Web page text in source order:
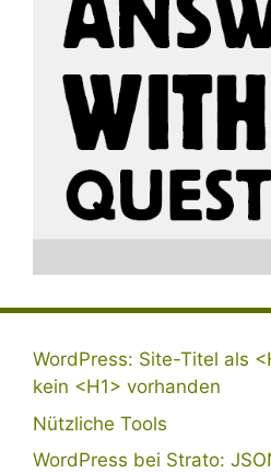
WordPress: Site-Titel als
kein <H1> vorhanden
Nützliche Tools
WordPress bei Strato: